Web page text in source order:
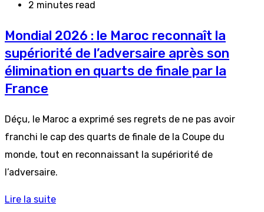
2 minutes read
Mondial 2026 : le Maroc reconnaît la
supériorité de l’adversaire après son
élimination en quarts de finale par la
France
Déçu, le Maroc a exprimé ses regrets de ne pas avoir
franchi le cap des quarts de finale de la Coupe du
monde, tout en reconnaissant la supériorité de
l’adversaire.
Lire la suite